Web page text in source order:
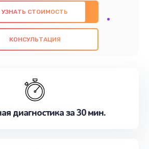
оригинальных компонентов, а
качество всех
Наша цель - предоставить
Не медлите записаться на
УЗНАТЬ СТОИМОСТЬ
КОНСУЛЬТАЦИЯ
диагностика за 30 мин.